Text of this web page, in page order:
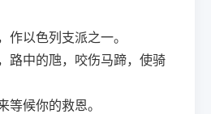
作以色列支派之一。
路中的虺，咬伤马蹄，使骑
等候你的救恩。